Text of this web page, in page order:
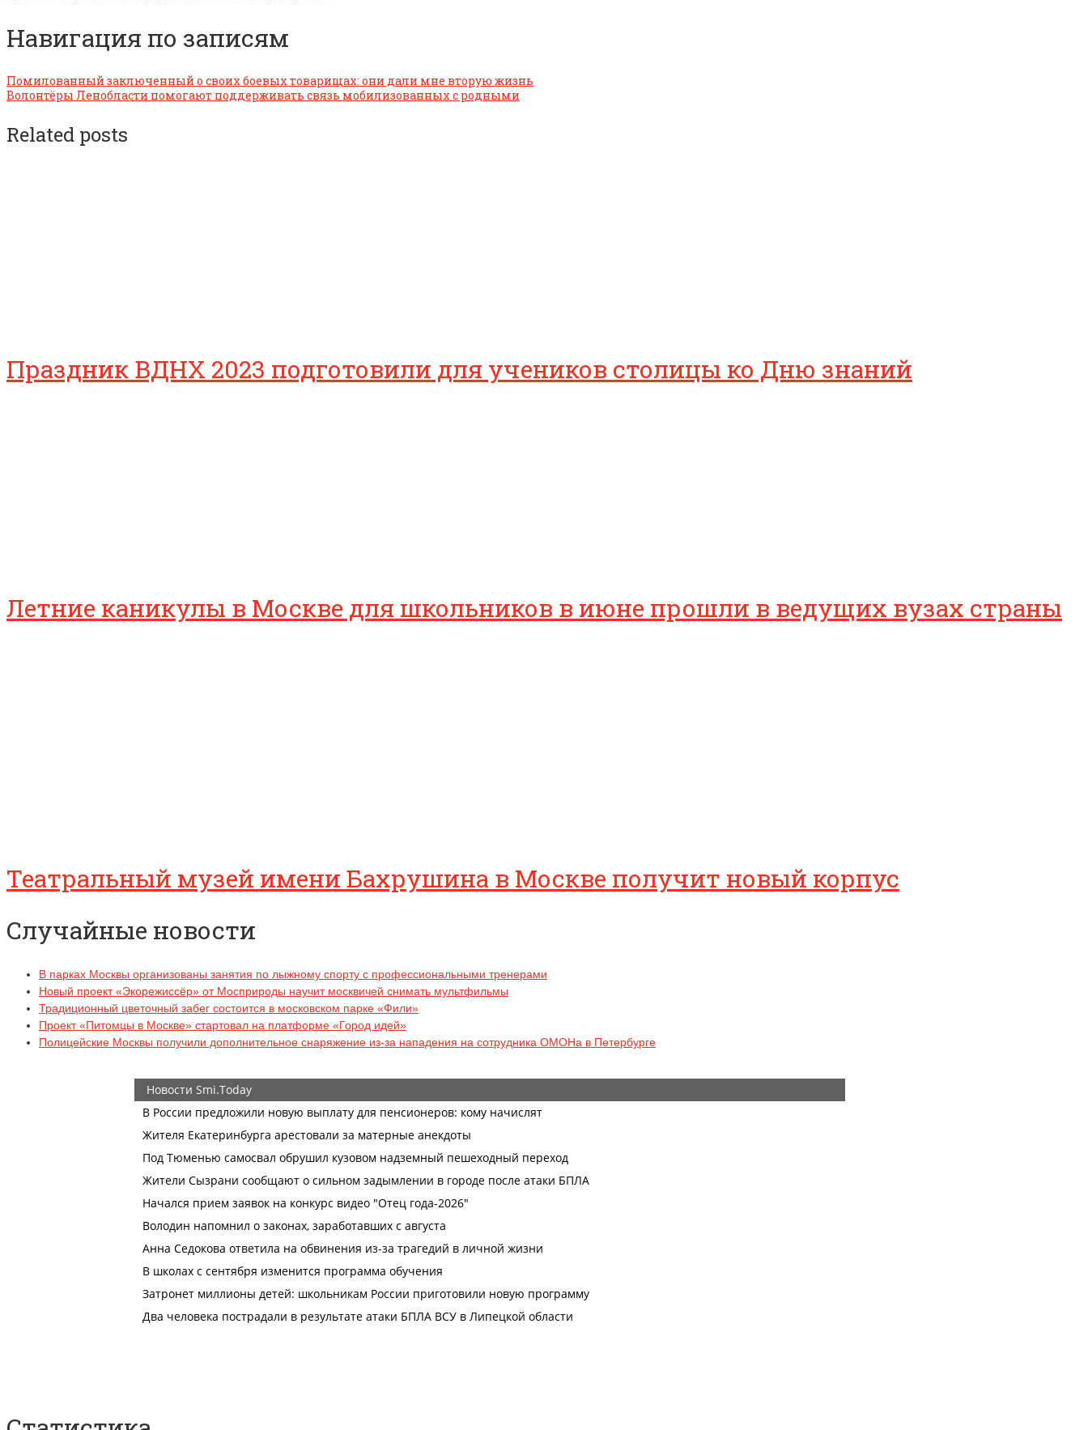
Навигация по записям
Помилованный заключенный о своих боевых товарищах: они дали мне вторую жизнь
Волонтёры Ленобласти помогают поддерживать связь мобилизованных с родными
Related posts
Праздник ВДНХ 2023 подготовили для учеников столицы ко Дню знаний
Летние каникулы в Москве для школьников в июне прошли в ведущих вузах страны
Театральный музей имени Бахрушина в Москве получит новый корпус
Случайные новости
В парках Москвы организованы занятия по лыжному спорту с профессиональными тренерами
Новый проект «Экорежиссёр» от Мосприроды научит москвичей снимать мультфильмы
Традиционный цветочный забег состоится в московском парке «Фили»
Проект «Питомцы в Москве» стартовал на платформе «Город идей»
Полицейские Москвы получили дополнительное снаряжение из-за нападения на сотрудника ОМОНа в Петербурге